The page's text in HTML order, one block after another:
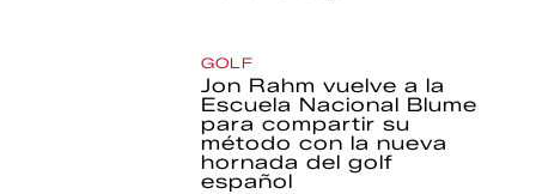
GOLF
Jon Rahm vuelve a la
Escuela Nacional Blume
para compartir su
método con la nueva
hornada del golf
español